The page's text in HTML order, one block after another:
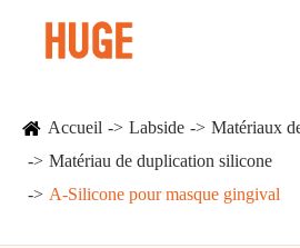
Accueil Labside
Matériaux
Matériau de duplication silicone
A-Silicone pour masque gingival